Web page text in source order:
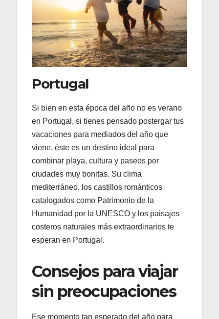
Portugal
Si bien en esta época del año no es verano
en Portugal, si tienes pensado postergar tus
vacaciones para mediados del año que
viene, éste es un destino ideal para
combinar playa, cultura y paseos por
ciudades muy bonitas. Su clima
mediterráneo, los castillos románticos
catalogados como Patrimonio de la
Humanidad por la UNESCO y los paisajes
costeros naturales más extraordinarios te
esperan en Portugal.
Consejos para viajar
sin preocupaciones
Ese momento tan esperado del año para